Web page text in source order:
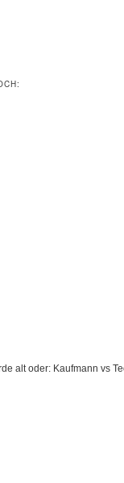
alt oder: Kaufmann vs